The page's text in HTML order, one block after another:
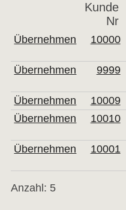
Kunde
Nr
Übernehmen 10000
Übernehmen
9999
Übernehmen
10009
Übernehmen
10010
Übernehmen
10001
Anzahl: 5